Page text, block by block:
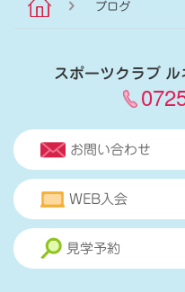
ブログ
スポーツクラブ
お問い合わせ
WEB入会
見学予約